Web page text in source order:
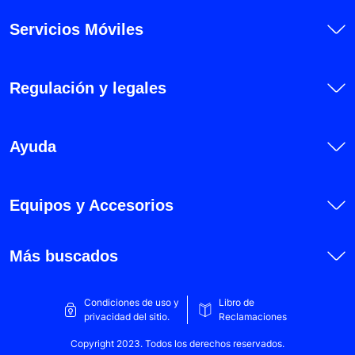
Honor 70
Honor 90 Lite
Honor 200 Lite
Honor Magic 6 Lite
Servicios Móviles
Regulación y legales
Ayuda
Equipos y Accesorios
Más buscados
Condiciones de uso y
privacidad del sitio.
Libro de
Reclamaciones
Copyright 2023. Todos los derechos reservados.